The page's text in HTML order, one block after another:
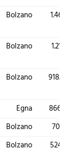
Bolzano
Bolzano
Bolzano
Egna
Bolzano
Bolzano